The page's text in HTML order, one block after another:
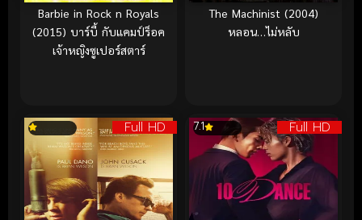
Barbie in Rock n Royals
(2015) บาร์บี้ กับแคมป์ร็อค
เจ้าหญิงซูเปอร์สตาร์
The Machinist (2004)
หลอน…ไม่หลับ
Full HD Full HD
7.1